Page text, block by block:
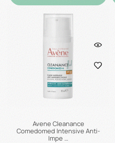
Avene Cleanance
Comedomed Intensive Anti-
Impe …